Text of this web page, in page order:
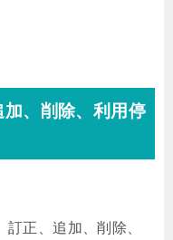
、削除、利用停
正、追加、削除、